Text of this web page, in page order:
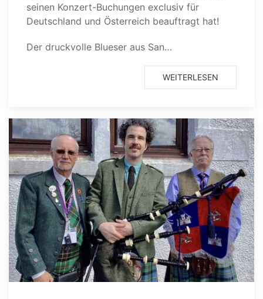
seinen Konzert-Buchungen exclusiv für
Deutschland und Österreich beauftragt hat!
Der druckvolle Blueser aus San…
WEITERLESEN